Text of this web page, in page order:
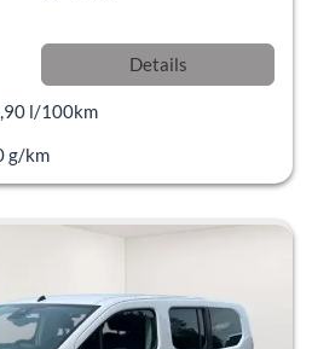
Details
l/100km
g/km